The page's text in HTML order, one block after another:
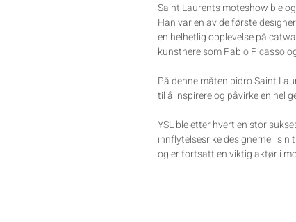
Saint Laurents moteshow ble
Han var en av de første
en helhetlig opplevelse på
kunstnere som Pablo Picasso
På denne måten bidro Saint
til å inspirere og påvirke en hel
YSL ble etter hvert en stor
innflytelsesrike designerne i sin
og er fortsatt en viktig aktør i